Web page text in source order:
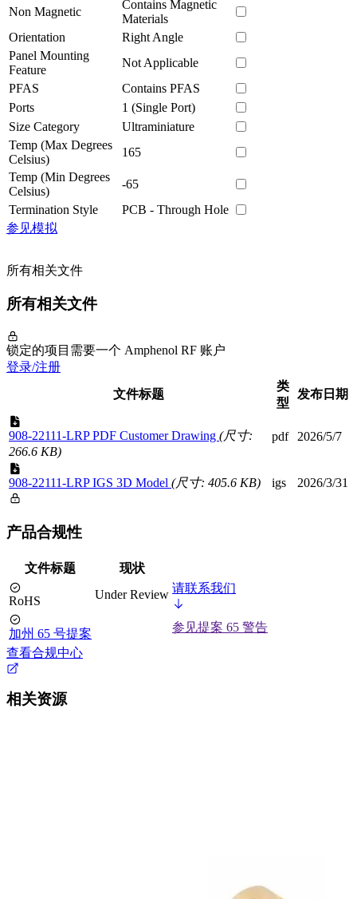
Non Magnetic
Contains Magnetic
Materials
Orientation
Right Angle
Panel Mounting
Feature
Not Applicable
PFAS
Contains PFAS
Ports
1 (Single Port)
Size Category
Ultraminiature
Temp (Max Degrees
Celsius)
165
Temp (Min Degrees
Celsius)
-65
Termination Style
PCB - Through Hole
参见模拟
所有相关文件
所有相关文件
锁定的项目需要一个 Amphenol RF 账户
登录/注册
文件标题
类
型
发布日期
908-22111-LRP PDF Customer Drawing (尺寸:
266.6 KB)
pdf 2026/5/7
908-22111-LRP IGS 3D Model (尺寸: 405.6 KB) igs 2026/3/31
产品合规性
文件标题 现状
RoHS Under Review 请联系我们
加州 65 号提案
参见提案 65 警告
查看合规中心
相关资源